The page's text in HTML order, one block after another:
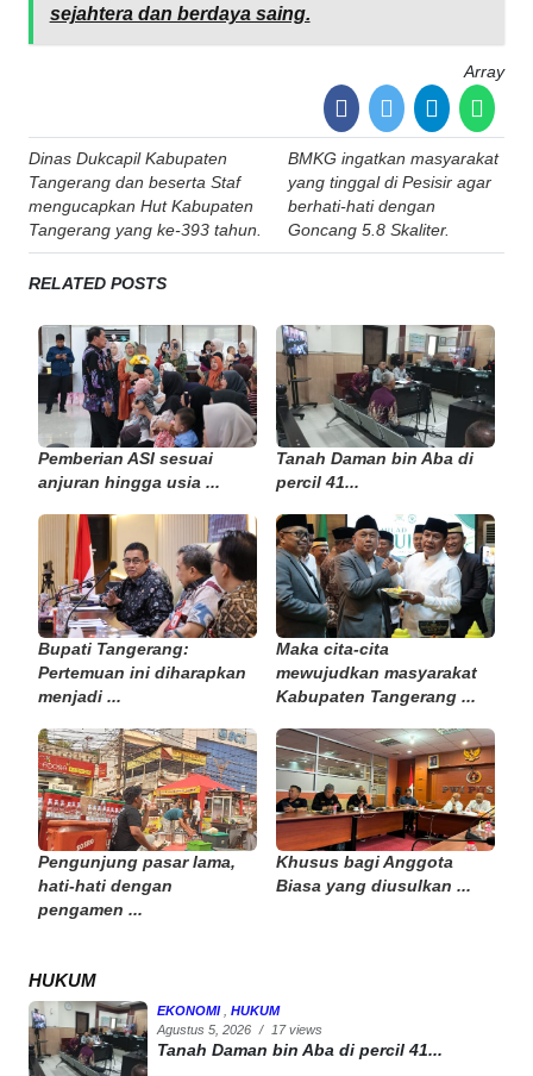
sejahtera dan berdaya saing.
Array
Post
navigation
Dinas Dukcapil Kabupaten
Tangerang dan beserta Staf
mengucapkan Hut Kabupaten
Tangerang yang ke-393 tahun.
BMKG ingatkan masyarakat
yang tinggal di Pesisir agar
berhati-hati dengan
Goncang 5.8 Skaliter.
RELATED POSTS
Pemberian ASI sesuai
anjuran hingga usia ...
Tanah Daman bin Aba di
percil 41...
Bupati Tangerang:
Pertemuan ini diharapkan
menjadi ...
Maka cita-cita
mewujudkan masyarakat
Kabupaten Tangerang ...
Pengunjung pasar lama,
hati-hati dengan
pengamen ...
Khusus bagi Anggota
Biasa yang diusulkan ...
HUKUM
EKONOMI, HUKUM
Agustus 5, 2026 / 17 views
Tanah Daman bin Aba di percil 41...